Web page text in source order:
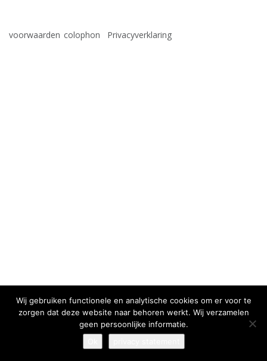
voorwaarden colophon Privacyverklaring
Wij gebruiken functionele en analytische cookies om er voor te
zorgen dat deze website naar behoren werkt. Wij verzamelen
geen persoonlijke informatie.